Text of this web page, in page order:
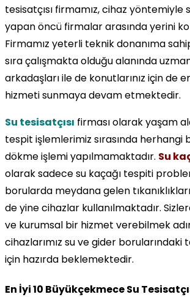
tesisatçısı firmamız, cihaz yöntemiyle
yapan öncü firmalar arasında yerini
Firmamız yeterli teknik donanıma
sıra çalışmakta olduğu alanında
arkadaşları ile de konutlarınız için de
hizmeti sunmaya devam etmektedir.
Su tesisatçısı firması olarak yaşam
tespit işlemlerimiz sırasında herhangi
dökme işlemi yapılmamaktadır. Su
olarak sadece su kaçağı tespiti
borularda meydana gelen
de yine cihazlar kullanılmaktadır.
ve kurumsal bir hizmet verebilmek
cihazlarımız su ve gider borularındaki
için hazırda beklemektedir.
En İyi 10 Büyükçekmece Su